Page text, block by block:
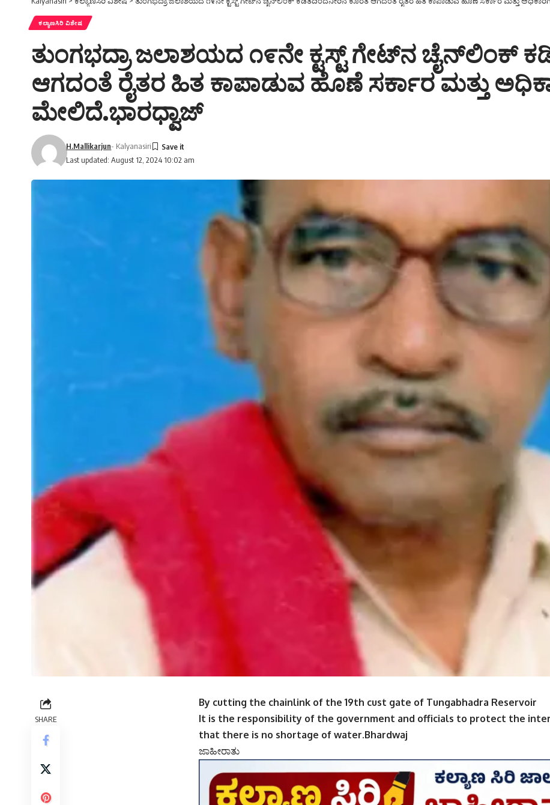
ಕಲ್ಯಾಣಸಿರಿ ವಿಶೇಷ
ತುಂಗಭದ್ರಾ ಜಲಾಶಯದ ೧೯ನೇ ಕ್ಟಸ್ಟ್ ಗೇಟ್‌ನ ಚೈನ್‌ಲಿಂಕ್
ಆಗದಂತೆ ರೈತರ ಹಿತ ಕಾಪಾಡುವ ಹೊಣೆ ಸರ್ಕಾರ ಮತ್ತು
ಮೇಲಿದೆ.ಭಾರಧ್ವಾಜ್
Last updated: August 12, 2024 10:02 am
H.Mallikarjun- Kalyanasiri
SHARE
By cutting the chainlink of the 19th cust gate of Tungabhadra Reservoir
It is the responsibility of the government and officials to protect the
that there is no shortage of water.Bhardwaj
ಜಾಹೀರಾತು